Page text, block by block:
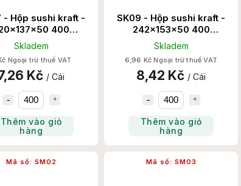
- Hộp sushi kraft -
400
Set/Thùng
Skladem
Ngoại trừ thuế VAT
Kč / Cái
Thêm vào giỏ
hàng
SK09 - Hộp sushi kraft -
242x153x50 400
Set/Thùng
Skladem
6,96 Kč Ngoại trừ thuế VAT
8,42 Kč / Cái
Thêm vào giỏ
hàng
Mã số: SM02 Mã số: SM03